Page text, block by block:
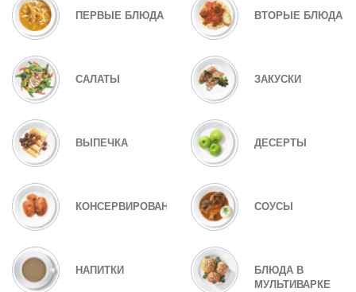
ПЕРВЫЕ БЛЮДА ВТОРЫЕ БЛЮДА
САЛАТЫ ЗАКУСКИ
ВЫПЕЧКА ДЕСЕРТЫ
КОНСЕРВИРОВАНИЕ СОУСЫ
НАПИТКИ
БЛЮДА В
МУЛЬТИВАРКЕ